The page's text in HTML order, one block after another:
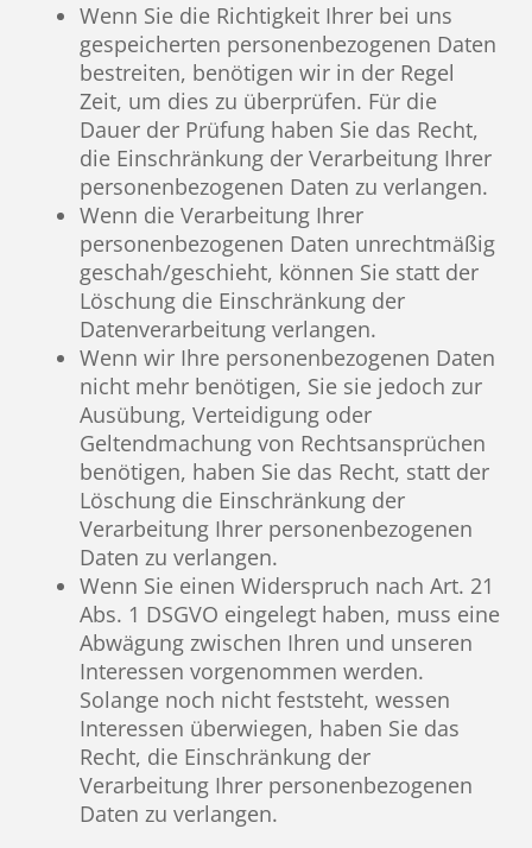
Wenn Sie die Richtigkeit Ihrer bei uns
gespeicherten personenbezogenen Daten
bestreiten, benötigen wir in der Regel
Zeit, um dies zu überprüfen. Für die
Dauer der Prüfung haben Sie das Recht,
die Einschränkung der Verarbeitung Ihrer
personenbezogenen Daten zu verlangen.
Wenn die Verarbeitung Ihrer
personenbezogenen Daten unrechtmäßig
geschah/geschieht, können Sie statt der
Löschung die Einschränkung der
Datenverarbeitung verlangen.
Wenn wir Ihre personenbezogenen Daten
nicht mehr benötigen, Sie sie jedoch zur
Ausübung, Verteidigung oder
Geltendmachung von Rechtsansprüchen
benötigen, haben Sie das Recht, statt der
Löschung die Einschränkung der
Verarbeitung Ihrer personenbezogenen
Daten zu verlangen.
Wenn Sie einen Widerspruch nach Art. 21
Abs. 1 DSGVO eingelegt haben, muss eine
Abwägung zwischen Ihren und unseren
Interessen vorgenommen werden.
Solange noch nicht feststeht, wessen
Interessen überwiegen, haben Sie das
Recht, die Einschränkung der
Verarbeitung Ihrer personenbezogenen
Daten zu verlangen.